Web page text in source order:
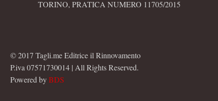
TORINO, PRATICA NUMERO 11705/2015
© 2017 Tagli.me Editrice il Rinnovamento
P.iva 07571730014 | All Rights Reserved.
Powered byBDS